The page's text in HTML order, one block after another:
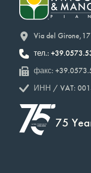
Via del
тел.:
факс:
ИНН / VAT:
75